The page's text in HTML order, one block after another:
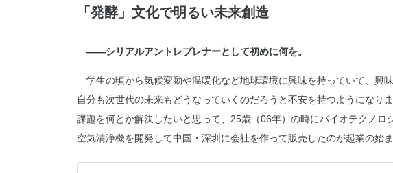
「発酵」文化で明るい未来創造
――シリアルアントレプレナーとして初めに何を。
学生の頃から気候変動や温暖化など地球環境に興味を持っていて、興
自分も次世代の未来もどうなっていくのだろうと不安を持つようになり
課題を何とか解決したいと思って、25歳（06年）の時にバイオテクノロ
空気清浄機を開発して中国・深圳に会社を作って販売したのが起業の始ま